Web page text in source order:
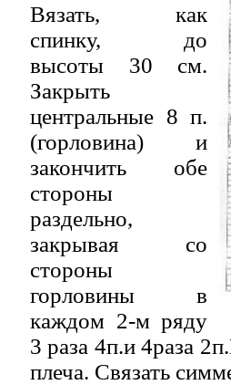
Вязать, как
спинку, до
высоты 30 см.
Закрыть
центральные 8 п.
(горловина) и
закончить обе
стороны
раздельно,
закрывая со
стороны
горловины в
каждом 2-м ряду
3 раза 4п.и 4раза
плеча. Связать